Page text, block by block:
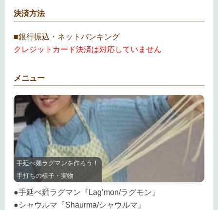
決済方法
■銀行振込・ネットバンキング
クレジットカード決済は対応していません
メニュー
手延べ麺ラグマンを作ろう！
手打ちの様子・実物
●手延べ麺ラグマン『Lag’mon/ラグモン』
●シャウルマ『Shaurma/シャウルマ』